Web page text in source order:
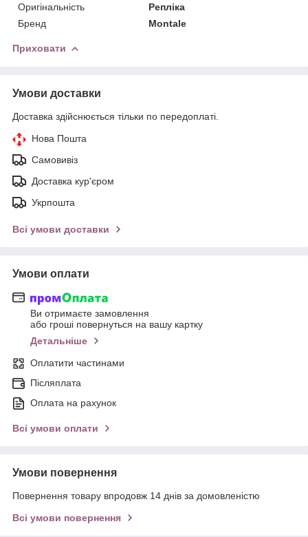
Оригінальність
Репліка
Бренд
Montale
Приховати
Умови доставки
Доставка здійснюється тільки по передоплаті.
Нова Пошта
Самовивіз
Доставка кур'єром
Укрпошта
Всі умови доставки
Умови оплати
Ви отримаєте замовлення
або гроші повернуться на вашу картку
Детальніше
Оплатити частинами
Післяплата
Оплата на рахунок
Всі умови оплати
Умови повернення
Повернення товару впродовж 14 днів за домовленістю
Всі умови повернення